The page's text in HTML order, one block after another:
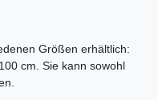
Größen erhältlich:
cm. Sie kann sowohl